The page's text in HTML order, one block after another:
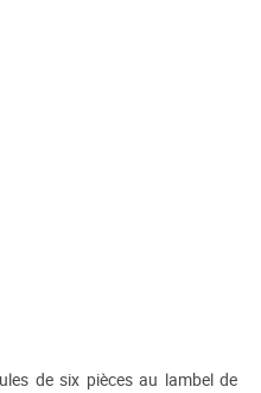
de six pièces au lambel de